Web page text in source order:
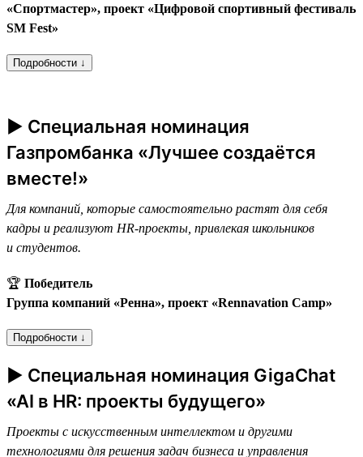
«Спортмастер», проект «Цифровой спортивный фестиваль
SM Fest»
Подробности ↓
► Специальная номинация
Газпромбанка «Лучшее создаётся
вместе!»
Для компаний, которые самостоятельно растят для себя
кадры и реализуют HR-проекты, привлекая школьников
и студентов.
🏆 Победитель
Группа компаний «Ренна», проект «Rennavation Camp»
Подробности ↓
► Специальная номинация GigaChat
«AI в HR: проекты будущего»
Проекты с искусственным интеллектом и другими
технологиями для решения задач бизнеса и управления